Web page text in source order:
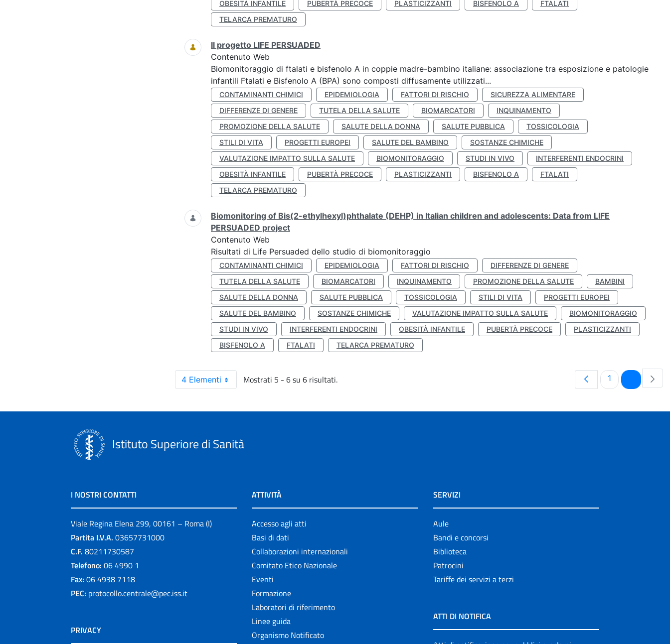
OBESITÀ INFANTILE
PUBERTÀ PRECOCE PLASTICIZZANTI BISFENOLO A
FTALATI
TELARCA PREMATURO
Il progetto LIFE PERSUADED
Contenuto Web
Biomonitoraggio di ftalati e bisfenolo A in coppie madre-bambino italiane: associazione tra esposizione e patologie
infantili Ftalati e Bisfenolo A (BPA) sono composti diffusamente utilizzati...
CONTAMINANTI CHIMICI EPIDEMIOLOGIA FATTORI DI RISCHIO
SICUREZZA ALIMENTARE
DIFFERENZE DI GENERE
TUTELA DELLA SALUTE BIOMARCATORI
INQUINAMENTO
PROMOZIONE DELLA SALUTE
SALUTE DELLA DONNA SALUTE PUBBLICA
TOSSICOLOGIA
STILI DI VITA
PROGETTI EUROPEI SALUTE DEL BAMBINO
SOSTANZE CHIMICHE
VALUTAZIONE IMPATTO SULLA SALUTE
BIOMONITORAGGIO STUDI IN VIVO
INTERFERENTI ENDOCRINI
OBESITÀ INFANTILE
PUBERTÀ PRECOCE PLASTICIZZANTI BISFENOLO A
FTALATI
TELARCA PREMATURO
Biomonitoring of Bis(2-ethylhexyl)phthalate (DEHP) in Italian children and adolescents: Data from LIFE
PERSUADED project
Contenuto Web
Risultati di Life Persuaded dello studio di biomonitoraggio
CONTAMINANTI CHIMICI EPIDEMIOLOGIA FATTORI DI RISCHIO
DIFFERENZE DI GENERE
TUTELA DELLA SALUTE
BIOMARCATORI INQUINAMENTO PROMOZIONE DELLA SALUTE
BAMBINI
SALUTE DELLA DONNA
SALUTE PUBBLICA TOSSICOLOGIA STILI DI VITA
PROGETTI EUROPEI
SALUTE DEL BAMBINO
SOSTANZE CHIMICHE VALUTAZIONE IMPATTO SULLA SALUTE
BIOMONITORAGGIO
STUDI IN VIVO
INTERFERENTI ENDOCRINI OBESITÀ INFANTILE PUBERTÀ PRECOCE
PLASTICIZZANTI
BISFENOLO A
FTALATI TELARCA PREMATURO
4 Elementi Mostrati 5 - 6 su 6 risultati. Pagina
1 Pagina
Istituto Superiore di Sanità
I NOSTRI CONTATTI
Viale Regina Elena 299, 00161 – Roma (I)
Partita I.V.A. 03657731000
C.F. 80211730587
Telefono: 06 4990 1
Fax: 06 4938 7118
PEC: protocollo.centrale@pec.iss.it
PRIVACY
ATTIVITÀ
Accesso agli atti
Basi di dati
Collaborazioni internazionali
Comitato Etico Nazionale
Eventi
Formazione
Laboratori di riferimento
Linee guida
Organismo Notificato
SERVIZI
Aule
Bandi e concorsi
Biblioteca
Patrocini
Tariffe dei servizi a terzi
ATTI DI NOTIFICA